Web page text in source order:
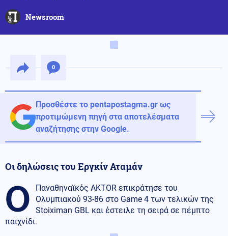
Newsroom
0
Προσθέστε το pentapostagma.gr ως
προτιμώμενη πηγή στα αποτελέσματα
αναζήτησης στην Google.
Οι δηλώσεις του Εργκίν Αταμάν
Ο
Παναθηναϊκός AKTOR επικράτησε του
Ολυμπιακού 93-86 στο Game 4 των τελικών της
Stoiximan GBL και έστειλε τη σειρά σε πέμπτο
παιχνίδι.